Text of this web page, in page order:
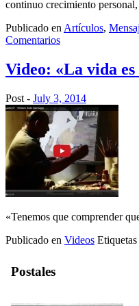
continuo crecimiento
Publicado en Artículos,
Comentarios
Video: «La vida
Post - July 3, 2014
«Tenemos que comprender
Publicado en Videos Etiquetas
Postales